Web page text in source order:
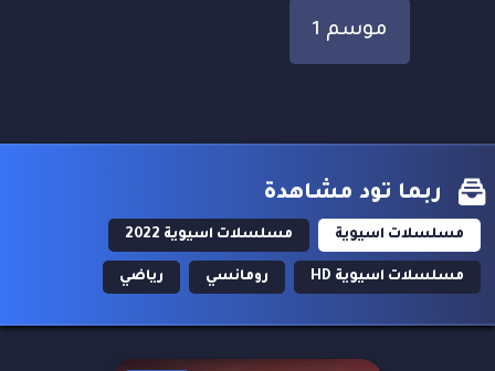
موسم 1
ربما تود مشاهدة
مسلسلات اسيوية مسلسلات اسيوية 2022
مسلسلات اسيوية HD رومانسي رياضي